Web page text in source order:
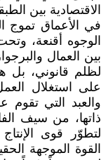
الاقتصادية بين
في الأعماق تموج
الوجوه أقنعة،
لظلم قانوني، بل
على استغلال
والعبد التي تقوم
ذاتها، من سيف
لتطوّر قوى
القوة الموجهة